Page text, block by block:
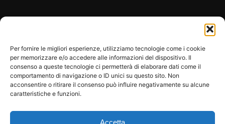
Per fornire le migliori esperienze, utilizziamo tecnologie come i cookie
per memorizzare e/o accedere alle informazioni del dispositivo. Il
consenso a queste tecnologie ci permetterà di elaborare dati come il
comportamento di navigazione o ID unici su questo sito. Non
acconsentire o ritirare il consenso può influire negativamente su alcune
caratteristiche e funzioni.
Accetta
Privacy Policy
Condizioni di vendita